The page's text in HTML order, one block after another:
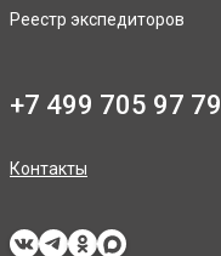
Реестр экспедиторов
+7 499 705 97 79
Контакты